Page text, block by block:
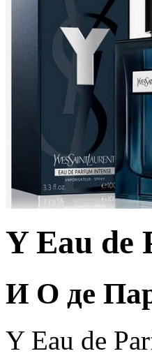
Y Eau de
И О де
Y Eau de